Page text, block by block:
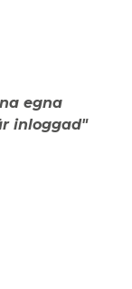
egna
inloggad"